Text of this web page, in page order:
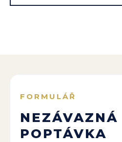
FORMULÁŘ
NEZÁVAZNÁ
POPTÁVKA